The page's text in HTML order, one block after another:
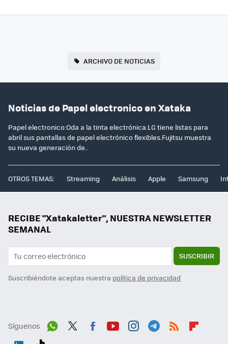
ARCHIVO DE NOTICIAS
Noticias de Papel electronico en Xataka
Papel electronico:Oda a la tinta electrónica.LG tiene listas para
abril sus pantallas de papel electrónico flexibles.Fujitsu muestra
su nueva generación de..
OTROS TEMAS: Streaming Análisis Apple Samsung
RECIBE "Xatakaletter", NUESTRA NEWSLETTER
SEMANAL
SUSCRIBIR
Suscribiéndote aceptas nuestra política de privacidad
Síguenos